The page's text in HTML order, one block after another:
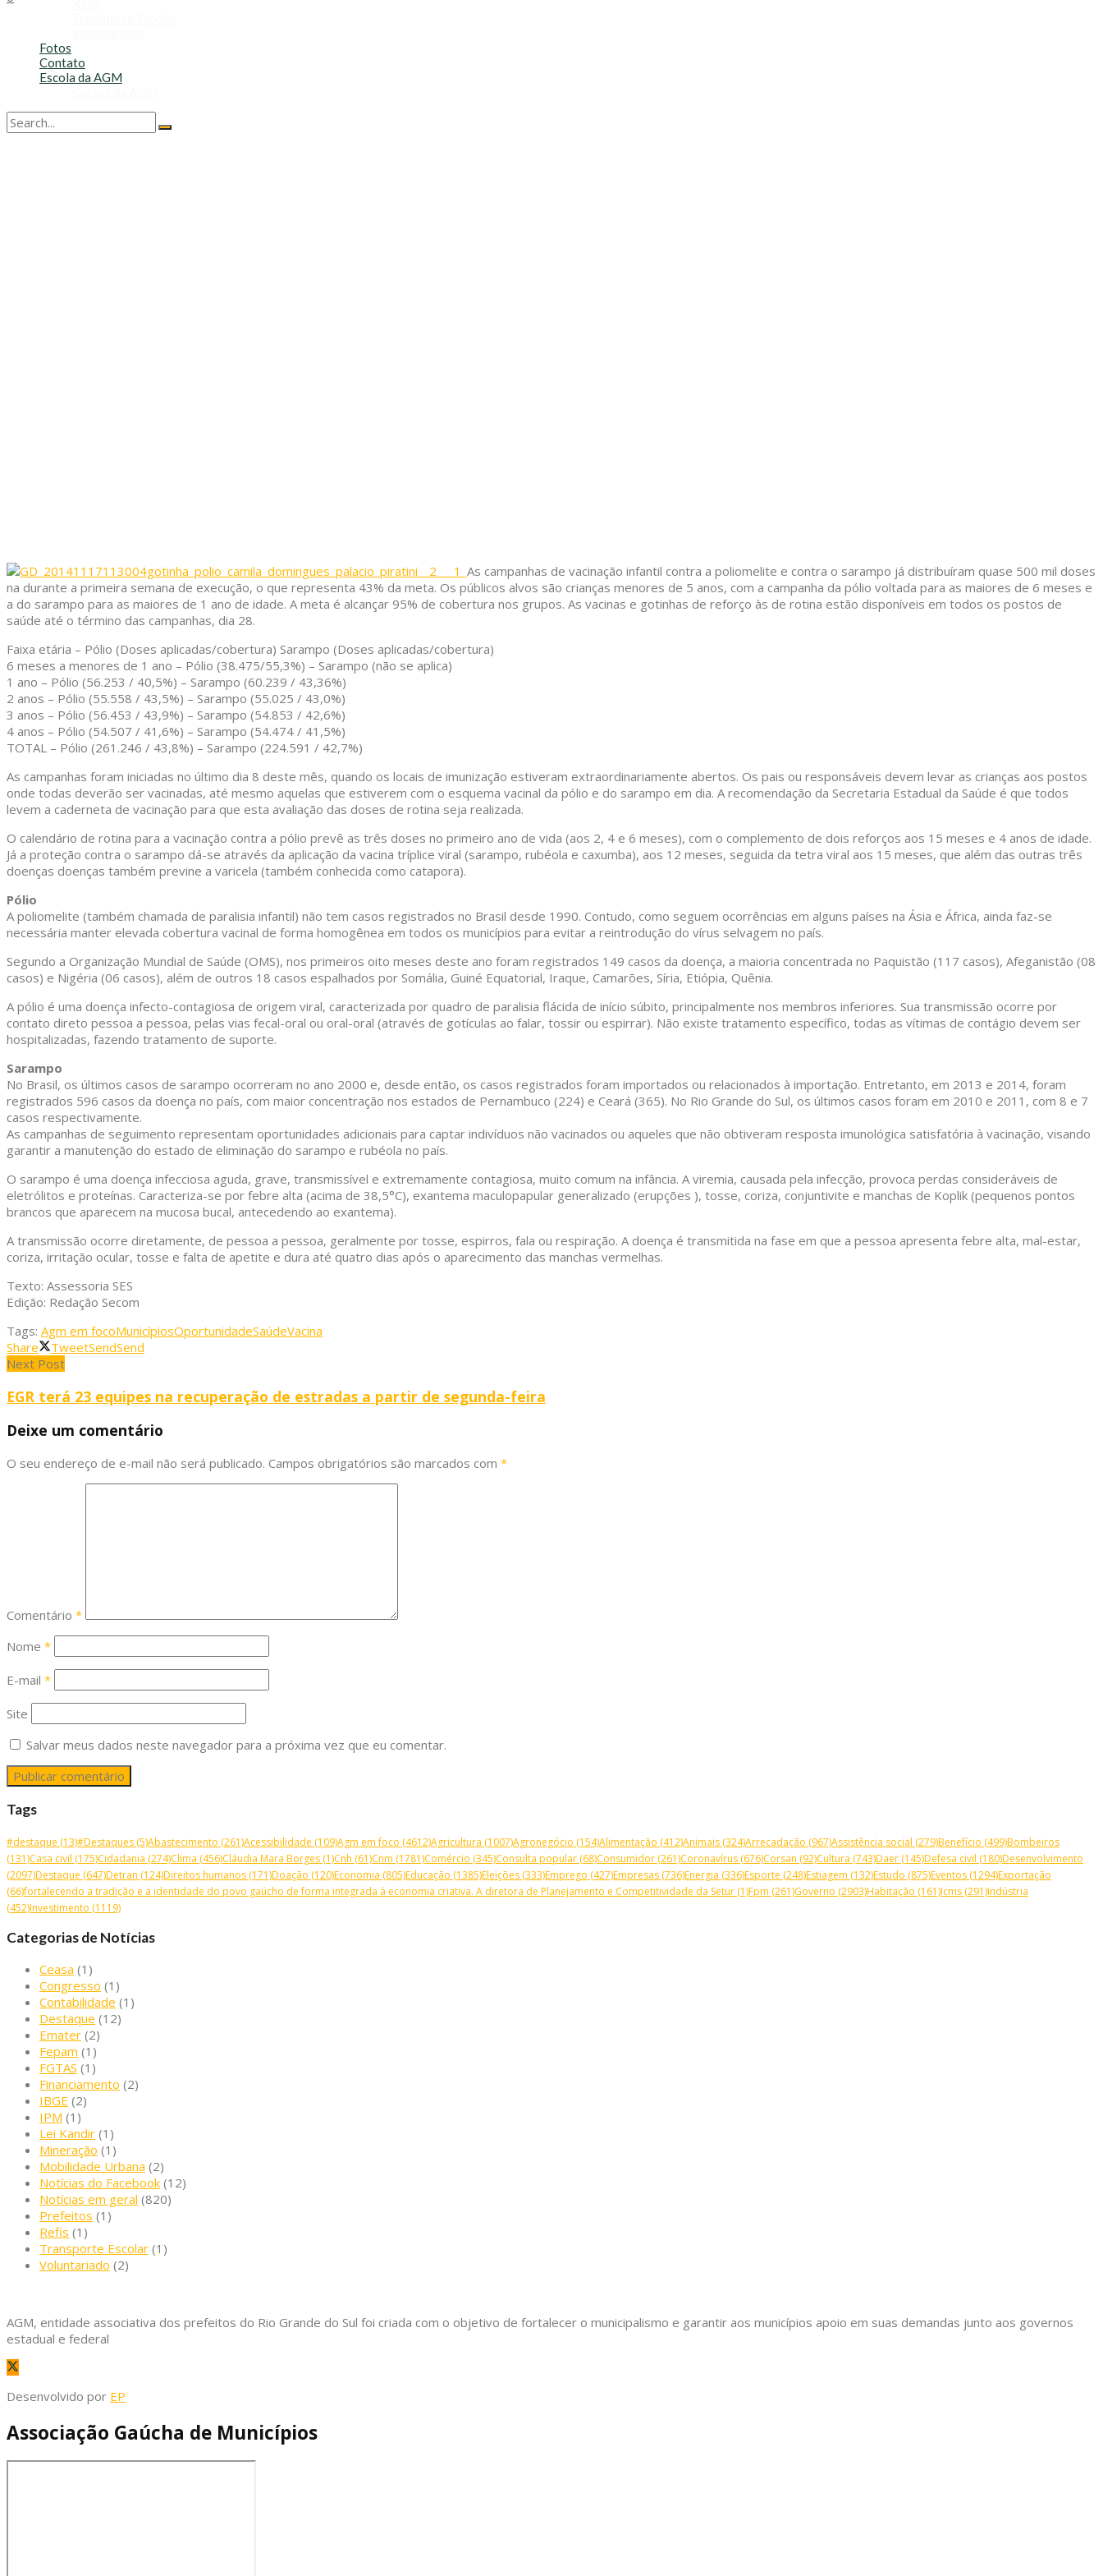
Fotos
Contato
Escola da AGM
As campanhas de vacinação infantil contra a poliomelite e contra o sarampo já distribuíram quase 500 mil doses
na durante a primeira semana de execução, o que representa 43% da meta. Os públicos alvos são crianças menores de 5 anos, com a campanha da pólio voltada para as maiores de 6 meses e
a do sarampo para as maiores de 1 ano de idade. A meta é alcançar 95% de cobertura nos grupos. As vacinas e gotinhas de reforço às de rotina estão disponíveis em todos os postos de
saúde até o término das campanhas, dia 28.
Faixa etária – Pólio (Doses aplicadas/cobertura) Sarampo (Doses aplicadas/cobertura)
6 meses a menores de 1 ano – Pólio (38.475/55,3%) – Sarampo (não se aplica)
1 ano – Pólio (56.253 / 40,5%) – Sarampo (60.239 / 43,36%)
2 anos – Pólio (55.558 / 43,5%) – Sarampo (55.025 / 43,0%)
3 anos – Pólio (56.453 / 43,9%) – Sarampo (54.853 / 42,6%)
4 anos – Pólio (54.507 / 41,6%) – Sarampo (54.474 / 41,5%)
TOTAL – Pólio (261.246 / 43,8%) – Sarampo (224.591 / 42,7%)
As campanhas foram iniciadas no último dia 8 deste mês, quando os locais de imunização estiveram extraordinariamente abertos. Os pais ou responsáveis devem levar as crianças aos postos
onde todas deverão ser vacinadas, até mesmo aquelas que estiverem com o esquema vacinal da pólio e do sarampo em dia. A recomendação da Secretaria Estadual da Saúde é que todos
levem a caderneta de vacinação para que esta avaliação das doses de rotina seja realizada.
O calendário de rotina para a vacinação contra a pólio prevê as três doses no primeiro ano de vida (aos 2, 4 e 6 meses), com o complemento de dois reforços aos 15 meses e 4 anos de idade.
Já a proteção contra o sarampo dá-se através da aplicação da vacina tríplice viral (sarampo, rubéola e caxumba), aos 12 meses, seguida da tetra viral aos 15 meses, que além das outras três
doenças doenças também previne a varicela (também conhecida como catapora).
Pólio
A poliomelite (também chamada de paralisia infantil) não tem casos registrados no Brasil desde 1990. Contudo, como seguem ocorrências em alguns países na Ásia e África, ainda faz-se
necessária manter elevada cobertura vacinal de forma homogênea em todos os municípios para evitar a reintrodução do vírus selvagem no país.
Segundo a Organização Mundial de Saúde (OMS), nos primeiros oito meses deste ano foram registrados 149 casos da doença, a maioria concentrada no Paquistão (117 casos), Afeganistão (08
casos) e Nigéria (06 casos), além de outros 18 casos espalhados por Somália, Guiné Equatorial, Iraque, Camarões, Síria, Etiópia, Quênia.
A pólio é uma doença infecto-contagiosa de origem viral, caracterizada por quadro de paralisia flácida de início súbito, principalmente nos membros inferiores. Sua transmissão ocorre por
contato direto pessoa a pessoa, pelas vias fecal-oral ou oral-oral (através de gotículas ao falar, tossir ou espirrar). Não existe tratamento específico, todas as vítimas de contágio devem ser
hospitalizadas, fazendo tratamento de suporte.
Sarampo
No Brasil, os últimos casos de sarampo ocorreram no ano 2000 e, desde então, os casos registrados foram importados ou relacionados à importação. Entretanto, em 2013 e 2014, foram
registrados 596 casos da doença no país, com maior concentração nos estados de Pernambuco (224) e Ceará (365). No Rio Grande do Sul, os últimos casos foram em 2010 e 2011, com 8 e 7
casos respectivamente.
As campanhas de seguimento representam oportunidades adicionais para captar indivíduos não vacinados ou aqueles que não obtiveram resposta imunológica satisfatória à vacinação, visando
garantir a manutenção do estado de eliminação do sarampo e rubéola no país.
O sarampo é uma doença infecciosa aguda, grave, transmissível e extremamente contagiosa, muito comum na infância. A viremia, causada pela infecção, provoca perdas consideráveis de
eletrólitos e proteínas. Caracteriza-se por febre alta (acima de 38,5°C), exantema maculopapular generalizado (erupções ), tosse, coriza, conjuntivite e manchas de Koplik (pequenos pontos
brancos que aparecem na mucosa bucal, antecedendo ao exantema).
A transmissão ocorre diretamente, de pessoa a pessoa, geralmente por tosse, espirros, fala ou respiração. A doença é transmitida na fase em que a pessoa apresenta febre alta, mal-estar,
coriza, irritação ocular, tosse e falta de apetite e dura até quatro dias após o aparecimento das manchas vermelhas.
Texto: Assessoria SES
Edição: Redação Secom
Tags: Agm em focoMunicípiosOportunidadeSaúdeVacina
Share
TweetSendSend
Next Post
EGR terá 23 equipes na recuperação de estradas a partir de segunda-feira
Deixe um comentário
O seu endereço de e-mail não será publicado. Campos obrigatórios são marcados com *
Comentário *
Nome *
E-mail *
Site
Salvar meus dados neste navegador para a próxima vez que eu comentar.
Tags
#destaque (13)#Destaques (5)Abastecimento (261)Acessibilidade (109)Agm em foco (4612)Agricultura (1007)Agronegócio (154)Alimentação (412)Animais (324)Arrecadação (967)Assistência social (279)Benefício (499)Bombeiros
(131)Casa civil (175)Cidadania (274)Clima (456)Cláudia Mara Borges (1)Cnh (61)Cnm (1781)Comércio (345)Consulta popular (68)Consumidor (261)Coronavírus (676)Corsan (92)Cultura (743)Daer (145)Defesa civil (180)Desenvolvimento
(2097)Destaque (647)Detran (124)Direitos humanos (171)Doação (120)Economia (805)Educação (1385)Eleições (333)Emprego (427)Empresas (736)Energia (336)Esporte (248)Estiagem (132)Estudo (875)Eventos (1294)Exportação
(66)fortalecendo a tradição e a identidade do povo gaúcho de forma integrada à economia criativa. A diretora de Planejamento e Competitividade da Setur (1)Fpm (261)Governo (2903)Habitação (161)Icms (291)Indústria
(452)Investimento (1119)
Categorias de Notícias
Ceasa (1)
Congresso (1)
Contabilidade (1)
Destaque (12)
Emater (2)
Fepam (1)
FGTAS (1)
Financiamento (2)
IBGE (2)
IPM (1)
Lei Kandir (1)
Mineração (1)
Mobilidade Urbana (2)
Notícias do Facebook (12)
Notícias em geral (820)
Prefeitos (1)
Refis (1)
Transporte Escolar (1)
Voluntariado (2)
AGM, entidade associativa dos prefeitos do Rio Grande do Sul foi criada com o objetivo de fortalecer o municipalismo e garantir aos municípios apoio em suas demandas junto aos governos
estadual e federal
Desenvolvido por EP
Associação Gaúcha de Municípios